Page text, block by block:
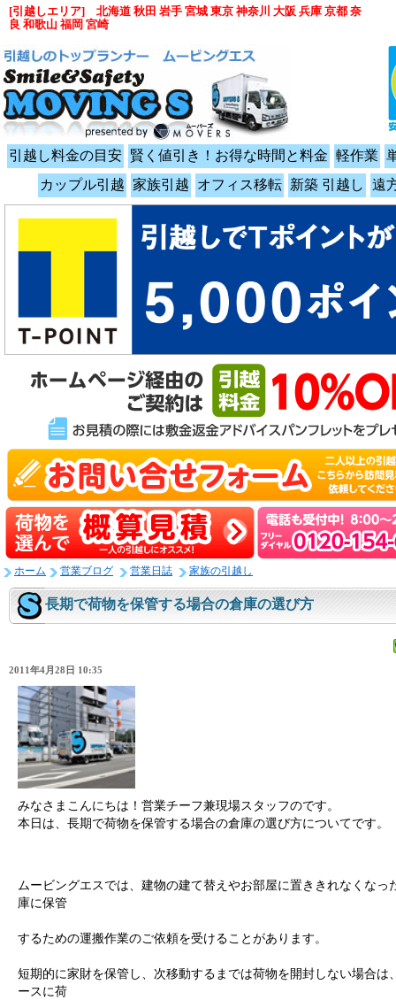
引越し料金の目安 賢く値引き！お得な時間と料金 軽作業
カップル引越 家族引越 オフィス移転 新築 引越し 遠
ホーム 営業ブログ 営業日誌 家族の引越し
長期で荷物を保管する場合の倉庫の選び方
2011年4月28日 10:35
みなさまこんにちは！営業チーフ兼現場スタッフのです。
本日は、長期で荷物を保管する場合の倉庫の選び方についてです。
ムービングエスでは、建物の建て替えやお部屋に置ききれなくなっ
庫に保管
するための運搬作業のご依頼を受けることがあります。
短期的に家財を保管し、次移動するまでは荷物を開封しない場合は
ースに荷
[引越しエリア] 北海道 秋田 岩手 宮城 東京 神奈川 大阪 兵庫 京都 奈
良 和歌山 福岡 宮崎